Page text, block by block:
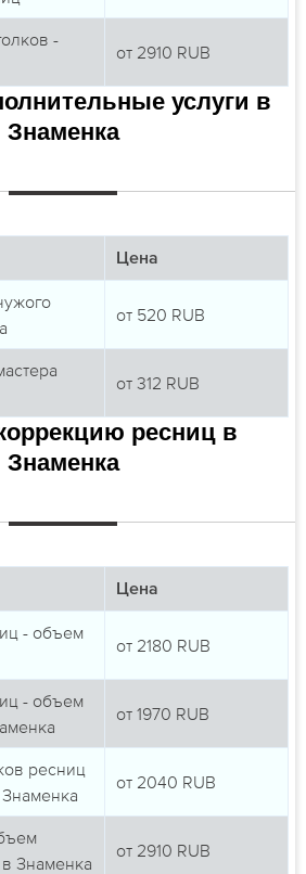
-
от 2910 RUB
услуги в
Знаменка
Цена
от 520 RUB
от 312 RUB
ресниц в
Знаменка
Цена
- объем
от 2180 RUB
- объем
от 1970 RUB
ресниц
от 2040 RUB
Знаменка
от 2910 RUB